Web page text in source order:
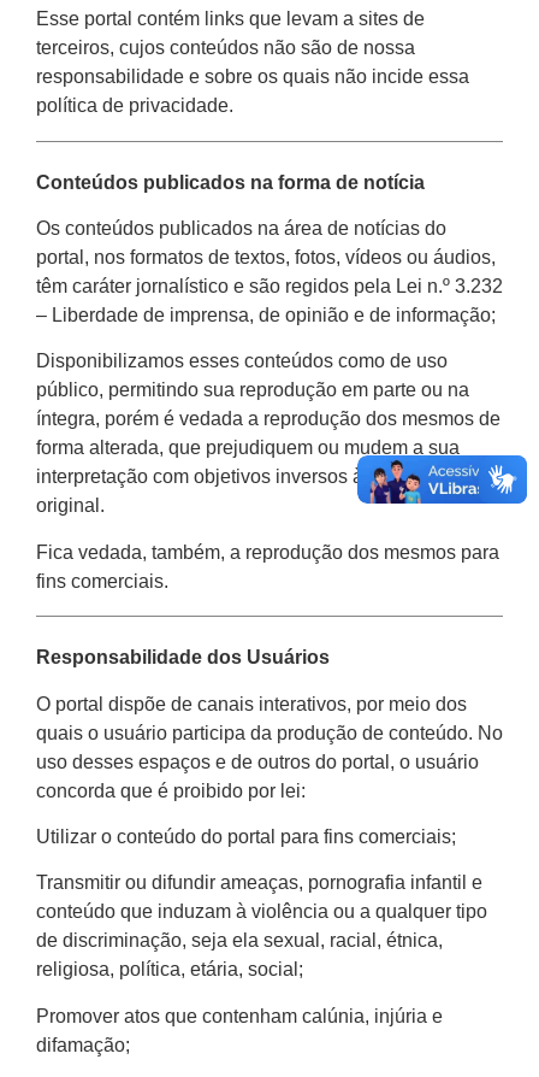
Esse portal contém links que levam a sites de
terceiros, cujos conteúdos não são de nossa
responsabilidade e sobre os quais não incide essa
política de privacidade.
Conteúdos publicados na forma de notícia
Os conteúdos publicados na área de notícias do
portal, nos formatos de textos, fotos, vídeos ou áudios,
têm caráter jornalístico e são regidos pela Lei n.º 3.232
– Liberdade de imprensa, de opinião e de informação;
Disponibilizamos esses conteúdos como de uso
público, permitindo sua reprodução em parte ou na
íntegra, porém é vedada a reprodução dos mesmos de
forma alterada, que prejudiquem ou mudem a sua
interpretação com objetivos inversos à informação
original.
Fica vedada, também, a reprodução dos mesmos para
fins comerciais.
Responsabilidade dos Usuários
O portal dispõe de canais interativos, por meio dos
quais o usuário participa da produção de conteúdo. No
uso desses espaços e de outros do portal, o usuário
concorda que é proibido por lei:
Utilizar o conteúdo do portal para fins comerciais;
Transmitir ou difundir ameaças, pornografia infantil e
conteúdo que induzam à violência ou a qualquer tipo
de discriminação, seja ela sexual, racial, étnica,
religiosa, política, etária, social;
Promover atos que contenham calúnia, injúria e
difamação;